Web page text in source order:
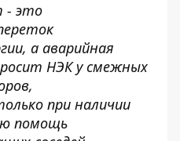
- это
а аварийная
НЭК у смежных
при наличии
помощь